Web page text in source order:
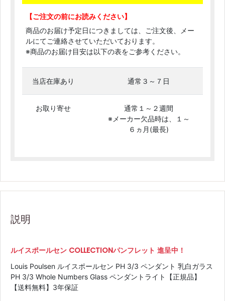
【ご注文の前にお読みください】
商品のお届け予定日につきましては、ご注文後、メー
ルにてご連絡させていただいております。
※商品のお届け目安は以下の表をご参考ください。
当店在庫あり 通常３～７日
お取り寄せ
通常１～２週間
※メーカー欠品時は、１～
６ヵ月(最長)
説明
ルイスポールセン COLLECTIONパンフレット 進呈中！
Louis Poulsen ルイスポールセン PH 3/3 ペンダント 乳白ガラス
PH 3/3 Whole Numbers Glass ペンダントライト【正規品】
【送料無料】3年保証